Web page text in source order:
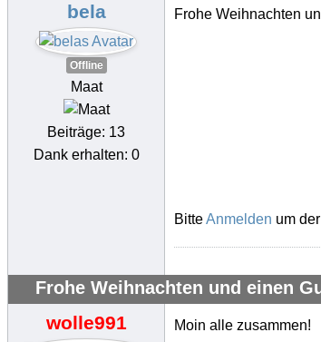
bela
Offline
Maat
Beiträge: 13
Dank erhalten: 0
Frohe Weihnachten
BitteAnmelden um
Frohe Weihnachten und einen
wolle991 Moin alle zusammen!